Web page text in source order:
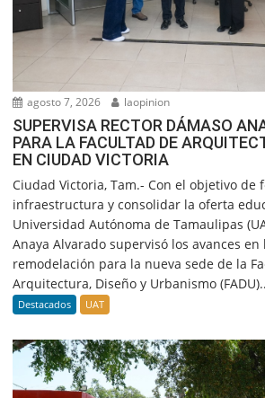
agosto 7, 2026 laopinion
SUPERVISA RECTOR DÁMASO
PARA LA FACULTAD DE
EN CIUDAD VICTORIA
Ciudad Victoria, Tam.- Con el objetivo de
infraestructura y consolidar la oferta
Universidad Autónoma de Tamaulipas
Anaya Alvarado supervisó los avances en
remodelación para la nueva sede de la
Arquitectura, Diseño y Urbanismo
Destacados UAT